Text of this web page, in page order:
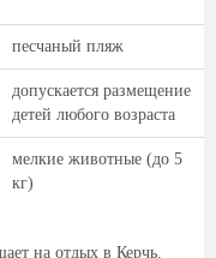
песчаный пляж
допускается размещение
детей любого возраста
мелкие животные (до 5
кг)
на отдых в Керчь.